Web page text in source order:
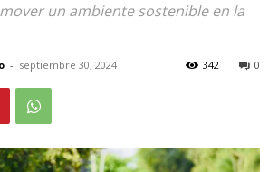
un ambiente sostenible en la
- septiembre 30, 2024 0
342